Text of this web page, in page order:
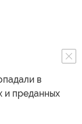
в
и преданных